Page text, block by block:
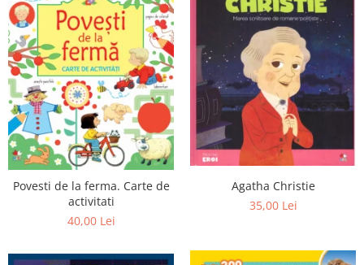
Povesti de la ferma. Carte de
activitati
40,00 Lei
Agatha Christie
35,00 Lei